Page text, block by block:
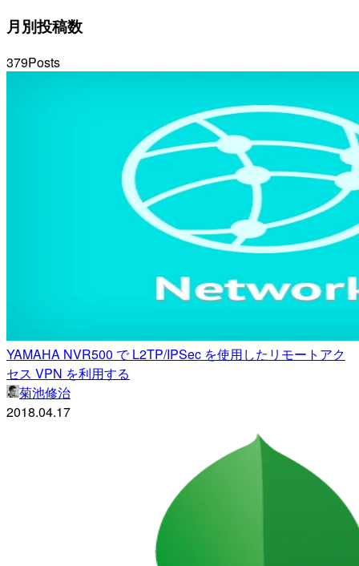
月別投稿数
379Posts
YAMAHA NVR500 で L2TP/IPSec を使用したリモートアク
セス VPN を利用する
菊池修治
2018.04.17